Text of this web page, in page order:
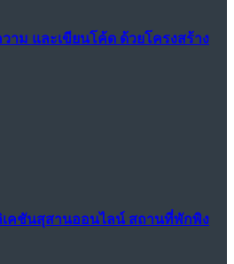
าม และเขียนโค้ด ด้วยโครงสร้าง
เคชันสุสานออนไลน์ สถานที่พักพิง